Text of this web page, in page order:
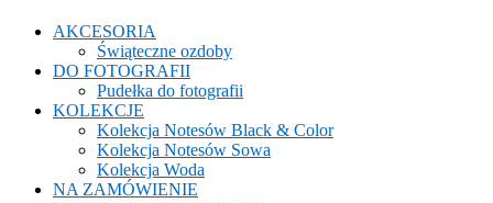
AKCESORIA
Świąteczne ozdoby
DO FOTOGRAFII
Pudełka do fotografii
KOLEKCJE
Kolekcja Notesów Black & Color
Kolekcja Notesów Sowa
Kolekcja Woda
NA ZAMÓWIENIE